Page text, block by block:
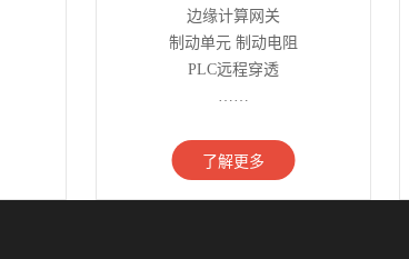
边缘计算网关
制动单元 制动电阻
PLC远程穿透
……
了解更多